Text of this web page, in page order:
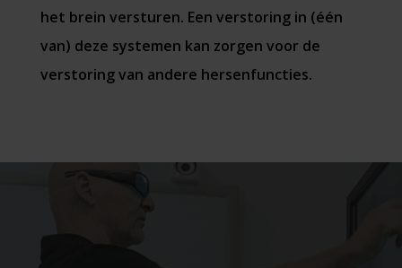
het brein versturen. Een verstoring in (één
van) deze systemen kan zorgen voor de
verstoring van andere hersenfuncties.